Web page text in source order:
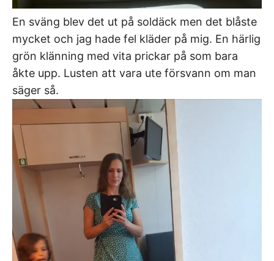
En sväng blev det ut på soldäck men det blåste
mycket och jag hade fel kläder på mig. En härlig
grön klänning med vita prickar på som bara
åkte upp. Lusten att vara ute försvann om man
säger så.